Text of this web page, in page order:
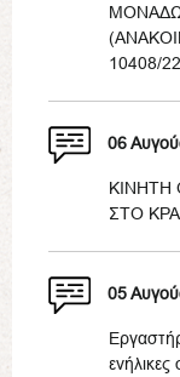
10408/
06
ΚΙΝΗΤΗ
ΣΤΟ
05
ενήλικες